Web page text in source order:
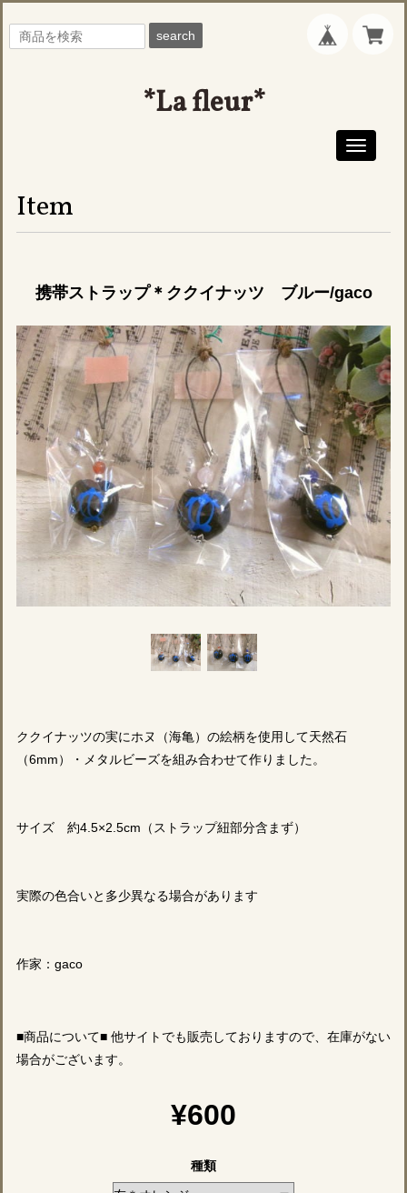
search
*La fleur*
Toggle
Item
携帯ストラップ＊ククイナッツ ブルー/gaco
ククイナッツの実にホヌ（海亀）の絵柄を使用して天然石
（6mm）・メタルビーズを組み合わせて作りました。
サイズ 約4.5×2.5cm（ストラップ紐部分含まず）
実際の色合いと多少異なる場合があります
作家：gaco
■商品について■ 他サイトでも販売しておりますので、在庫がない
場合がございます。
¥600
種類